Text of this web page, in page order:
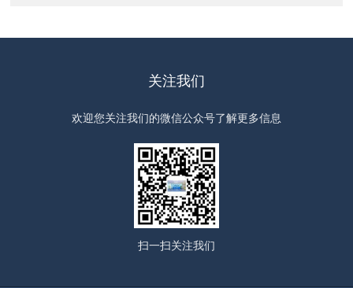
关注我们
欢迎您关注我们的微信公众号了解更多信息
扫一扫关注我们